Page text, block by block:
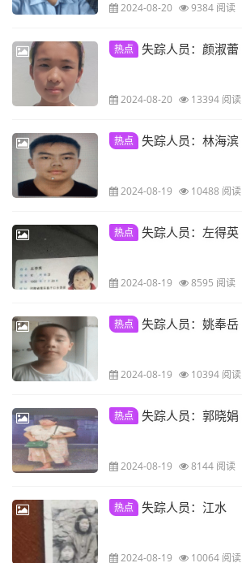
2024-08-20 9384 阅读
热点 失踪人员：颜淑蕾
2024-08-20 13394 阅读
热点 失踪人员：林海滨
2024-08-19 10488 阅读
热点 失踪人员：左得英
2024-08-19 8595 阅读
热点 失踪人员：姚奉岳
2024-08-19 10394 阅读
热点 失踪人员：郭晓娟
2024-08-19 8144 阅读
热点 失踪人员：江水
2024-08-19 10064 阅读